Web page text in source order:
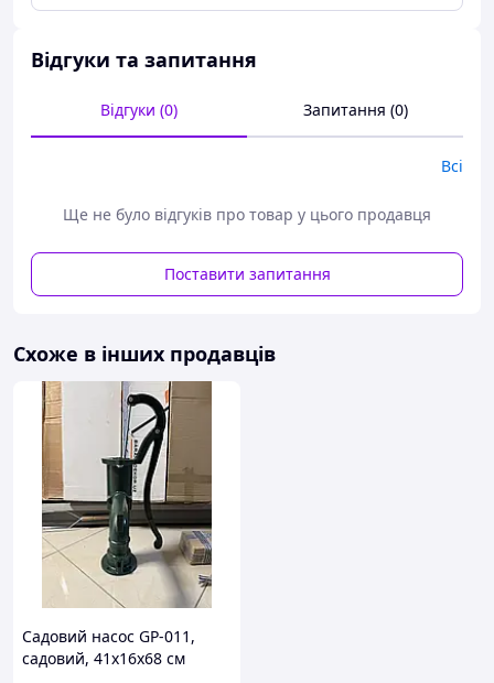
Робоче колесо Д 200-36, Д 200-90, 1Д 200-90, Д 315-71,
1Д 315-71, Д 320-50, Д 630-90, 1Д 630-90, 1Д 1250-63, Д
1250-63, Д 1250-65, Д 1250-125, 1Д 1250-125, Д 1600-90,
креслення, розміри, вага, вага, вага, маса, паспорт,
hf,jxtt, Україна, Росія.
Відгуки та запитання
Відгуки (0) Запитання (0)
Всі
Ще не було відгуків про товар у цього продавця
Поставити запитання
Схоже в інших продавців
Садовий насос GP-011,
садовий, 41x16x68 см